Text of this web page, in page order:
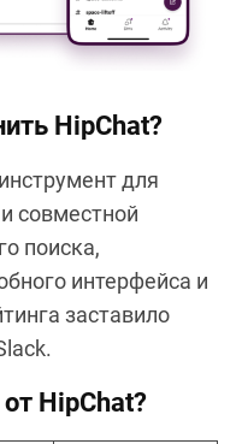
HipChat?
для
совместной
поиска,
интерфейса и
заставило
HipChat?